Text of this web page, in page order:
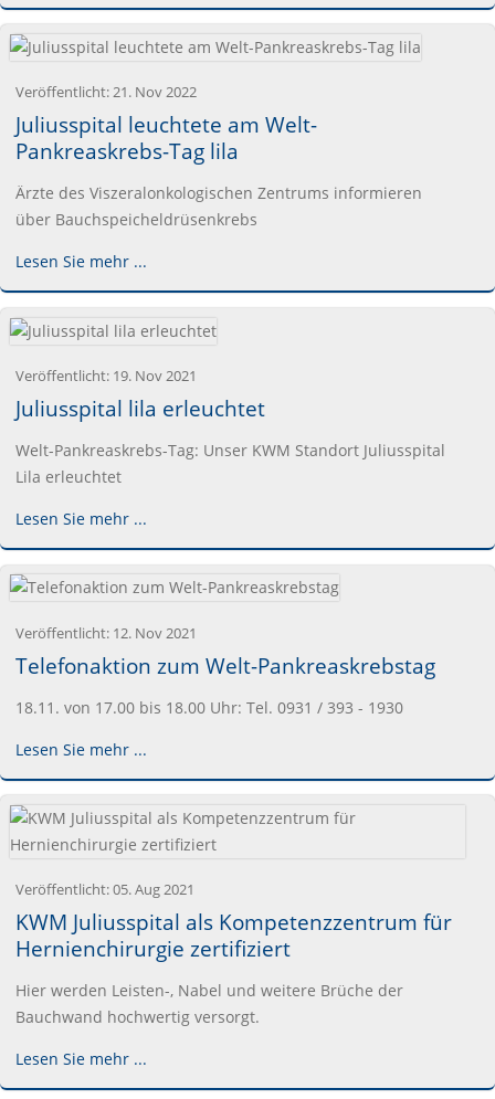
Veröffentlicht:21. Nov 2022
Juliusspital leuchtete am Welt-
Pankreaskrebs-Tag lila
Ärzte des Viszeralonkologischen Zentrums informieren
über Bauchspeicheldrüsenkrebs
Lesen Sie mehr ...
Veröffentlicht: 19. Nov 2021
Juliusspital lila erleuchtet
Welt-Pankreaskrebs-Tag: Unser KWM Standort Juliusspital
Lila erleuchtet
Lesen Sie mehr ...
Veröffentlicht: 12. Nov 2021
Telefonaktion zum Welt-Pankreaskrebstag
18.11. von 17.00 bis 18.00 Uhr: Tel. 0931 / 393 - 1930
Lesen Sie mehr ...
Veröffentlicht:05. Aug 2021
KWM Juliusspital als Kompetenzzentrum für
Hernienchirurgie zertifiziert
Hier werden Leisten-, Nabel und weitere Brüche der
Bauchwand hochwertig versorgt.
Lesen Sie mehr ...